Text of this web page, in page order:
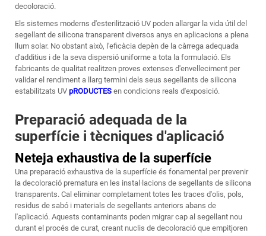
decoloració.
Els sistemes moderns d'esterilització UV poden allargar la vida útil del
segellant de silicona transparent diversos anys en aplicacions a plena
llum solar. No obstant això, l'eficàcia depèn de la càrrega adequada
d'additius i de la seva dispersió uniforme a tota la formulació. Els
fabricants de qualitat realitzen proves extenses d'envelleciment per
validar el rendiment a llarg termini dels seus segellants de silicona
estabilitzats UV pRODUCTES en condicions reals d'exposició.
Preparació adequada de la
superfície i tècniques d'aplicació
Neteja exhaustiva de la superfície
Una preparació exhaustiva de la superfície és fonamental per prevenir
la decoloració prematura en les instal·lacions de segellants de silicona
transparents. Cal eliminar completament totes les traces d'olis, pols,
residus de sabó i materials de segellants anteriors abans de
l'aplicació. Aquests contaminants poden migrar cap al segellant nou
durant el procés de curat, creant nuclis de decoloració que empitjoren